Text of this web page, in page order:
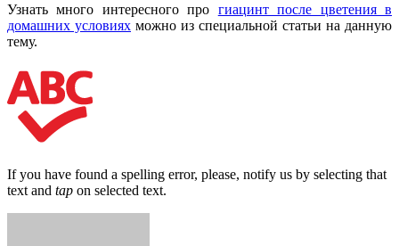
Узнать много интересного про гиацинт после цветения в
домашних условиях можно из специальной статьи на данную
тему.
If you have found a spelling error, please, notify us by selecting that
text and tap on selected text.